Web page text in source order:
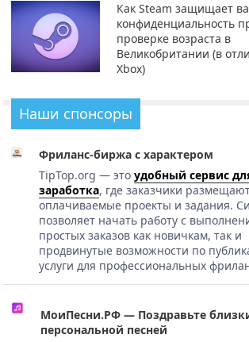
Как Steam защищает
конфиденциальность
проверке возраста в
Великобритании (в
Xbox)
Наши спонсоры
Фриланс-биржа с характером
TipTop.org — это удобный сервис
заработка, где заказчики
оплачиваемые проекты и задания.
позволяет начать работу с
простых заказов как новичкам, так и
продвинутые возможности по
услуги для профессиональных
МоиПесни.РФ — Поздравьте
персональной песней